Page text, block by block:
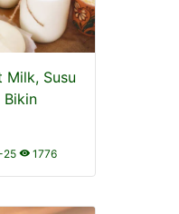
Milk, Susu
Bikin
25 1776